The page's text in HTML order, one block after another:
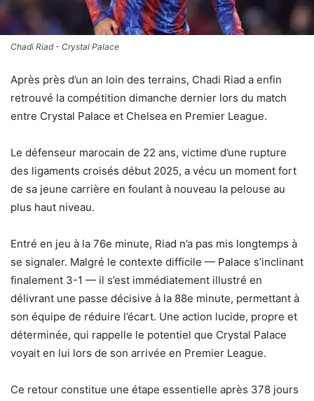
Chadi Riad - Crystal Palace
Après près d’un an loin des terrains, Chadi Riad a enfin
retrouvé la compétition dimanche dernier lors du match
entre Crystal Palace et Chelsea en Premier League.
Le défenseur marocain de 22 ans, victime d’une rupture
des ligaments croisés début 2025, a vécu un moment fort
de sa jeune carrière en foulant à nouveau la pelouse au
plus haut niveau.
Entré en jeu à la 76e minute, Riad n’a pas mis longtemps à
se signaler. Malgré le contexte difficile — Palace s’inclinant
finalement 3-1 — il s’est immédiatement illustré en
délivrant une passe décisive à la 88e minute, permettant à
son équipe de réduire l’écart. Une action lucide, propre et
déterminée, qui rappelle le potentiel que Crystal Palace
voyait en lui lors de son arrivée en Premier League.
Ce retour constitue une étape essentielle après 378 jours